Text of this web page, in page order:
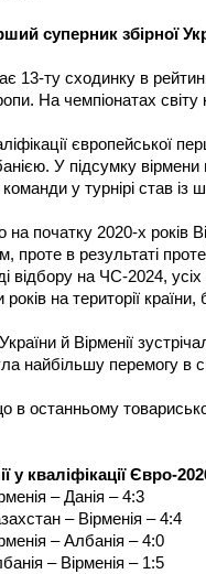
суперник збірної
13-ту сходинку в
На чемпіонатах
європейської
У підсумку
у турнірі став із
початку 2020-х років
проте в результаті
відбору на ЧС-2024, усіх
років на території
й Вірменії
найбільшу перемогу в
в останньому
у кваліфікації Євро-
– Данія – 4:3
– Вірменія – 4:4
– Албанія – 4:0
– Вірменія – 1:5